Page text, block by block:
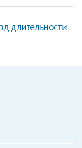
длительности